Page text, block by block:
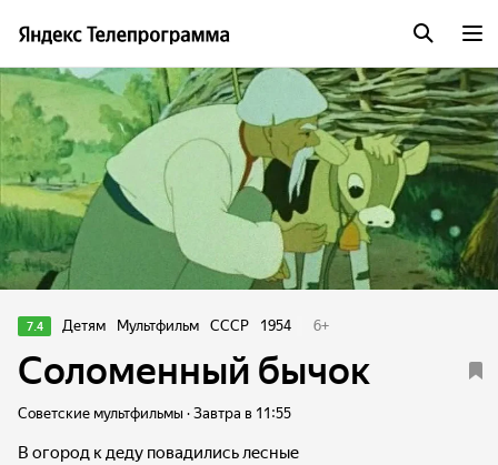
7.4 Детям Мультфильм СССР 1954 6+
Соломенный бычок
Советские мультфильмы · Завтра в 11:55
В огород к деду повадились лесные